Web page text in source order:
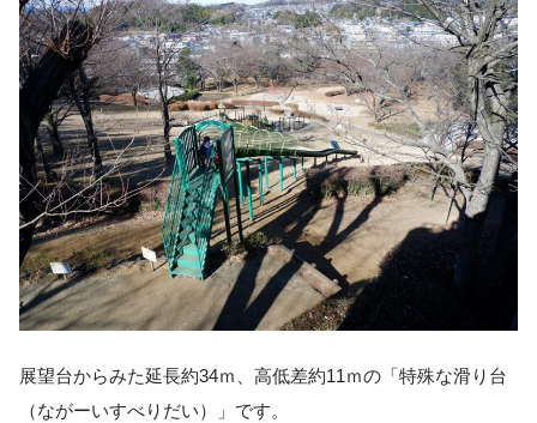
展望台からみた延長約34ｍ、高低差約11ｍの「特殊な滑り台
（ながーいすべりだい）」です。